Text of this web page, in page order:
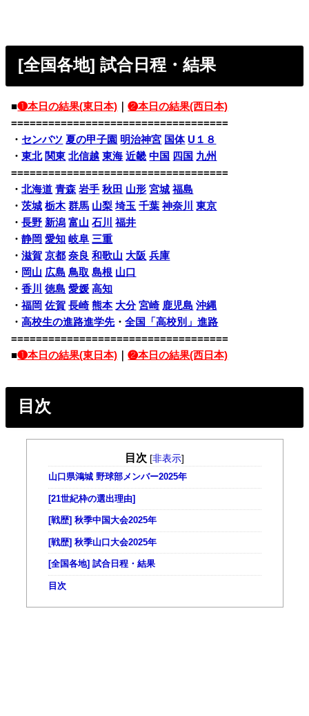
[全国各地] 試合日程・結果
■❶本日の結果(東日本) ｜❷本日の結果(西日本)
===================================
・ センバツ 夏の甲子園 明治神宮 国体 U１８
・東北 関東 北信越 東海 近畿 中国 四国 九州
===================================
・北海道 青森 岩手 秋田 山形 宮城 福島
・茨城 栃木 群馬 山梨 埼玉 千葉 神奈川
東京
・長野 新潟 富山 石川
福井
・静岡 愛知 岐阜 三重
・滋賀 京都 奈良 和歌山 大阪 兵庫
・ 岡山 広島 鳥取 島根 山口
・香川 徳島 愛媛 高知
・福岡 佐賀 長崎 熊本 大分 宮崎 鹿児島 沖縄
・高校生の進路進学先・全国「高校別」進路
===================================
■❶本日の結果(東日本) ｜❷本日の結果(西日本)
目次
目次 [非表示]
山口県鴻城 野球部メンバー2025年
[21世紀枠の選出理由]
[戦歴] 秋季中国大会2025年
[戦歴] 秋季山口大会2025年
[全国各地] 試合日程・結果
目次